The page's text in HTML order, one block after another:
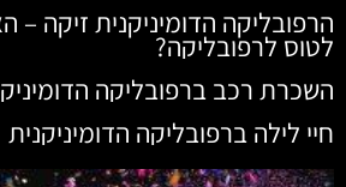
הרפובליקה הדומיניקנית זיקה –
לטוס לרפובליקה?
השכרת רכב ברפובליקה
חיי לילה ברפובליקה הדומיניקנית